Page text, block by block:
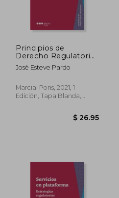
Principios de
Derecho Regulatorio:
Sectores Económicos
Estratégicos y
Riesgos (Derecho de
los Servicios Públicos)
José Esteve Pardo
Marcial Pons, 2021, 1
Edición, Tapa Blanda,
$ 26.95